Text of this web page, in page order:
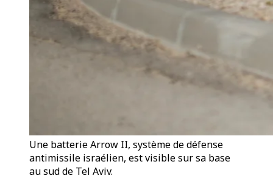
Une batterie Arrow II, système de défense
antimissile israélien, est visible sur sa base
au sud de Tel Aviv.